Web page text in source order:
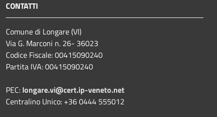
CONTATTI
Comune di Longare (VI)
Via G. Marconi n. 26- 36023
Codice Fiscale: 00415090240
Partita IVA: 00415090240
PEC: longare.vi@cert.ip-veneto.net
Centralino Unico: +36 0444 555012